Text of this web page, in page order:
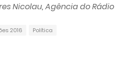
Nicolau, Agência do Rádio
2016 Política